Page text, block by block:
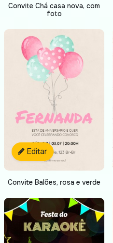
Convite Chá casa nova, com
foto
Editar
Convite Balões, rosa e verde